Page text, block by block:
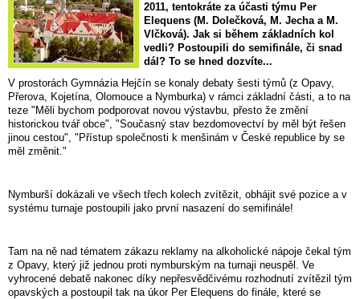
2011, tentokráte za účasti týmu Per
Elequens (M. Dolečková, M. Jecha a M.
Vlčková). Jak si během základních kol
vedli? Postoupili do semifinále, či snad
dál? To se hned dozvíte...
V prostorách Gymnázia Hejčín se konaly debaty šesti týmů (z Opavy,
Přerova, Kojetína, Olomouce a Nymburka) v rámci základní části, a to na
teze "Měli bychom podporovat novou výstavbu, přesto že změní
historickou tvář obce", "Současný stav bezdomovectví by měl být řešen
jinou cestou", "Přístup společnosti k menšinám v České republice by se
měl změnit."
Nymburší dokázali ve všech třech kolech zvítězit, obhájit své pozice a v
systému turnaje postoupili jako první nasazení do semifinále!
Tam na ně nad tématem zákazu reklamy na alkoholické nápoje čekal tým
z Opavy, který již jednou proti nymburským na turnaji neuspěl. Ve
vyhrocené debatě nakonec díky nepřesvědčivému rozhodnutí zvítězil tým
opavských a postoupil tak na úkor Per Elequens do finále, které se